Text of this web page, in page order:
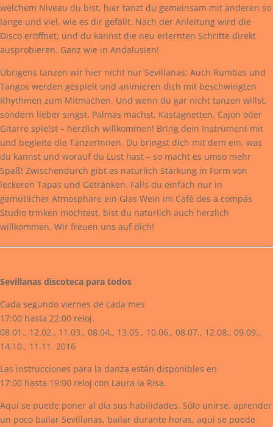
welchem Niveau du bist, hier tanzt du gemeinsam mit anderen so
lange und viel, wie es dir gefällt. Nach der Anleitung wird die
Disco eröffnet, und du kannst die neu erlernten Schritte direkt
ausprobieren. Ganz wie in Andalusien!
Übrigens tanzen wir hier nicht nur Sevillanas: Auch Rumbas und
Tangos werden gespielt und animieren dich mit beschwingten
Rhythmen zum Mitmachen. Und wenn du gar nicht tanzen willst,
sondern lieber singst, Palmas machst, Kastagnetten, Cajon oder
Gitarre spielst – herzlich willkommen! Bring dein Instrument mit
und begleite die TänzerInnen. Du bringst dich mit dem ein, was
du kannst und worauf du Lust hast – so macht es umso mehr
Spaß! Zwischendurch gibt es natürlich Stärkung in Form von
leckeren Tapas und Getränken. Falls du einfach nur in
gemütlicher Atmosphäre ein Glas Wein im Café des a compás
Studio trinken möchtest, bist du natürlich auch herzlich
willkommen. Wir freuen uns auf dich!
Sevillanas discoteca para todos
Cada segundo viernes de cada mes
17:00 hasta 22:00 reloj.
08.01., 12.02., 11.03., 08.04., 13.05., 10.06., 08.07., 12.08., 09.09.,
14.10., 11.11. 2016
Las instrucciones para la danza están disponibles en
17:00 hasta 19:00 reloj con Laura la Risa.
Aquí se puede poner al día sus habilidades. Sólo unirse. aprender
un poco bailar Sevillanas, bailar durante horas, aquí se puede